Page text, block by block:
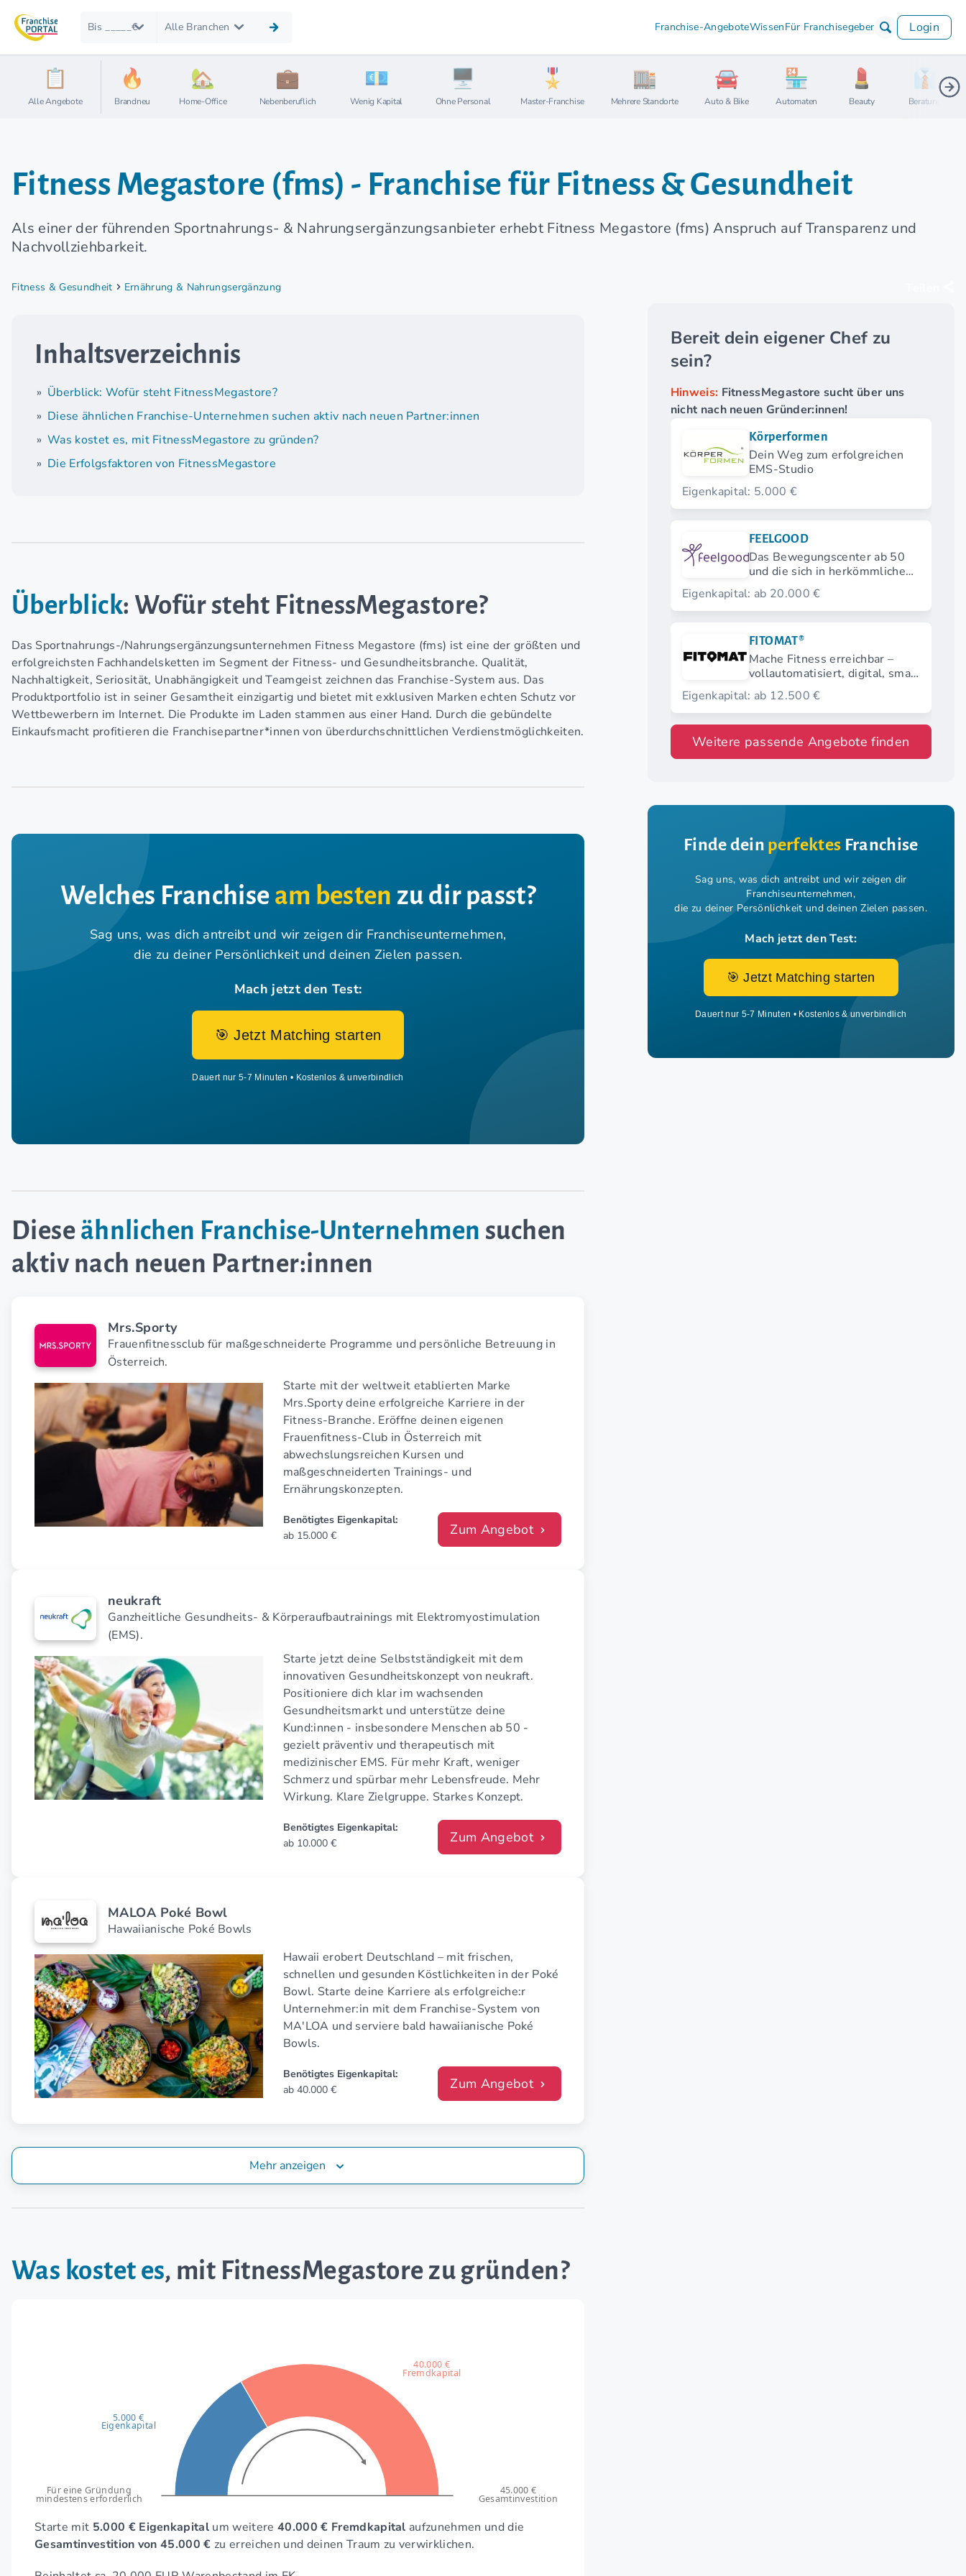
Bis _____€ Alle Branchen Franchise-AngeboteWissenFür Franchisegeber Login
Alle Angebote Brandneu Home-Office Nebenberuflich Wenig Kapital Ohne Personal Master-Franchise Mehrere Standorte Auto & Bike Automaten Beauty Beratung
Fitness Megastore (fms) - Franchise für Fitness & Gesundheit
Als einer der führenden Sportnahrungs- & Nahrungsergänzungsanbieter erhebt Fitness Megastore (fms) Anspruch auf Transparenz und
Nachvollziehbarkeit.
Fitness & Gesundheit Ernährung & Nahrungsergänzung
Inhaltsverzeichnis
Überblick: Wofür steht FitnessMegastore?
Diese ähnlichen Franchise-Unternehmen suchen aktiv nach neuen Partner:innen
Was kostet es, mit FitnessMegastore zu gründen?
Die Erfolgsfaktoren von FitnessMegastore
Überblick: Wofür steht FitnessMegastore?
Das Sportnahrungs-/Nahrungsergänzungsunternehmen Fitness Megastore (fms) ist eine der größten und
erfolgreichsten Fachhandelsketten im Segment der Fitness- und Gesundheitsbranche. Qualität,
Nachhaltigkeit, Seriosität, Unabhängigkeit und Teamgeist zeichnen das Franchise-System aus. Das
Produktportfolio ist in seiner Gesamtheit einzigartig und bietet mit exklusiven Marken echten Schutz vor
Wettbewerbern im Internet. Die Produkte im Laden stammen aus einer Hand. Durch die gebündelte
Einkaufsmacht profitieren die Franchisepartner*innen von überdurchschnittlichen Verdienstmöglichkeiten.
Welches Franchise am besten zu dir passt?
Sag uns, was dich antreibt und wir zeigen dir Franchiseunternehmen,
die zu deiner Persönlichkeit und deinen Zielen passen.
Mach jetzt den Test:
🎯 Jetzt Matching starten
Dauert nur 5-7 Minuten • Kostenlos & unverbindlich
Diese ähnlichen Franchise-Unternehmen suchen
aktiv nach neuen Partner:innen
Mrs.Sporty
Frauenfitnessclub für maßgeschneiderte Programme und persönliche Betreuung in
Österreich.
Starte mit der weltweit etablierten Marke
Mrs.Sporty deine erfolgreiche Karriere in der
Fitness-Branche. Eröffne deinen eigenen
Frauenfitness-Club in Österreich mit
abwechslungsreichen Kursen und
maßgeschneiderten Trainings- und
Ernährungskonzepten.
Benötigtes Eigenkapital:
ab 15.000 €
Zum Angebot
neukraft
Ganzheitliche Gesundheits- & Körperaufbautrainings mit Elektromyostimulation
(EMS).
Starte jetzt deine Selbstständigkeit mit dem
innovativen Gesundheitskonzept von neukraft.
Positioniere dich klar im wachsenden
Gesundheitsmarkt und unterstütze deine
Kund:innen - insbesondere Menschen ab 50 -
gezielt präventiv und therapeutisch mit
medizinischer EMS. Für mehr Kraft, weniger
Schmerz und spürbar mehr Lebensfreude. Mehr
Wirkung. Klare Zielgruppe. Starkes Konzept.
Benötigtes Eigenkapital:
ab 10.000 €
Zum Angebot
MALOA Poké Bowl
Hawaiianische Poké Bowls
Hawaii erobert Deutschland – mit frischen,
schnellen und gesunden Köstlichkeiten in der Poké
Bowl. Starte deine Karriere als erfolgreiche:r
Unternehmer:in mit dem Franchise-System von
MA'LOA und serviere bald hawaiianische Poké
Bowls.
Benötigtes Eigenkapital:
ab 40.000 €
Zum Angebot
Mehr anzeigen
Was kostet es, mit FitnessMegastore zu gründen?
40.000 €
Fremdkapital
5.000 €
Eigenkapital
Für eine Gründung
mindestens erforderlich
45.000 €
Gesamtinvestition
Starte mit 5.000 € Eigenkapital um weitere 40.000 € Fremdkapital aufzunehmen und die
Gesamtinvestition von 45.000 € zu erreichen und deinen Traum zu verwirklichen.
Bereit dein eigener Chef zu
sein?
Hinweis: FitnessMegastore sucht über uns
nicht nach neuen Gründer:innen!
Körperformen
Dein Weg zum erfolgreichen
EMS-Studio
Eigenkapital: 5.000 €
FEELGOOD
Das Bewegungscenter ab 50
und die sich in herkömmlichen
Fitnessstudios nicht
wohlfühlen.
Eigenkapital: ab 20.000 €
FITOMAT®
Mache Fitness erreichbar –
vollautomatisiert, digital, smart
und nahezu personallos.
Eigenkapital: ab 12.500 €
Weitere passende Angebote finden
Finde dein perfektes Franchise
Sag uns, was dich antreibt und wir zeigen dir
Franchiseunternehmen,
die zu deiner Persönlichkeit und deinen Zielen passen.
Mach jetzt den Test:
🎯 Jetzt Matching starten
Dauert nur 5-7 Minuten • Kostenlos & unverbindlich